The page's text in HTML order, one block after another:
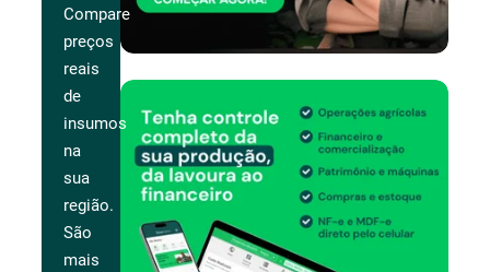
Compare
preços
reais
de
insumos
na
sua
região.
São
mais